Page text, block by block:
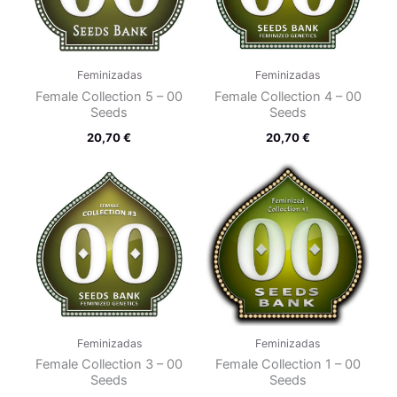
Feminizadas
Female Collection 5 – 00
Seeds
20,70€
Feminizadas
Female Collection 4 – 00
Seeds
20,70€
Feminizadas
Female Collection 3 – 00
Seeds
Feminizadas
Female Collection 1 – 00
Seeds